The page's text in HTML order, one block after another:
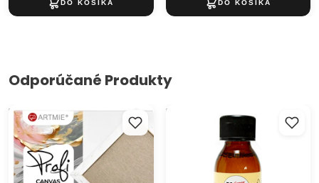
Odporúčané Produkty
Maliarske plátno na ráme
PROFI ARTMIE
Rýchloschnúce médium II.